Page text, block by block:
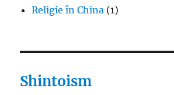
Religie în China (1)
Shintoism